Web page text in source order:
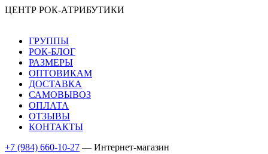
ЦЕНТР РОК-АТРИБУТИКИ
ГРУППЫ
РОК-БЛОГ
РАЗМЕРЫ
ОПТОВИКАМ
ДОСТАВКА
САМОВЫВОЗ
ОПЛАТА
ОТЗЫВЫ
КОНТАКТЫ
+7 (984) 660-10-27 — Интернет-магазин